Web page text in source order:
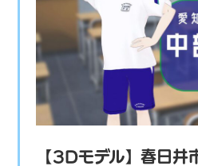
【3Dモデル】春日井